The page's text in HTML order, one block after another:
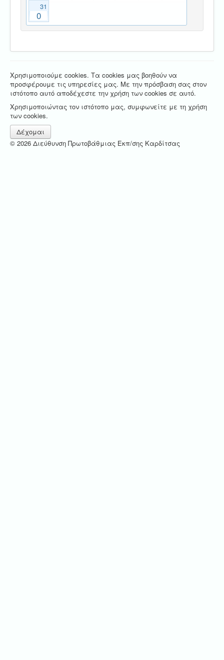
31
0
Χρησιμοποιούμε cookies. Τα cookies μας βοηθούν να
προσφέρουμε τις υπηρεσίες μας. Με την πρόσβαση σας στον
ιστότοπο αυτό αποδέχεστε την χρήση των cookies σε αυτό.
Χρησιμοποιώντας τον ιστότοπο μας, συμφωνείτε με τη χρήση
των cookies.
Δέχομαι
© 2026 Διεύθυνση Πρωτοβάθμιας Εκπ/σης Καρδίτσας